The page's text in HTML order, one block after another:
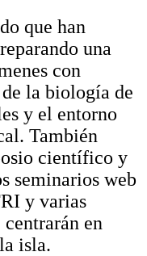
que han
una
con
de la biología de
y el entorno
También
científico y
seminarios web
y varias
en
isla.